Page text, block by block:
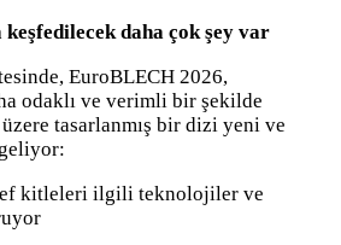
daha çok şey var
EuroBLECH 2026,
odaklı ve verimli bir şekilde
tasarlanmış bir dizi yeni ve
kitleleri ilgili teknolojiler ve